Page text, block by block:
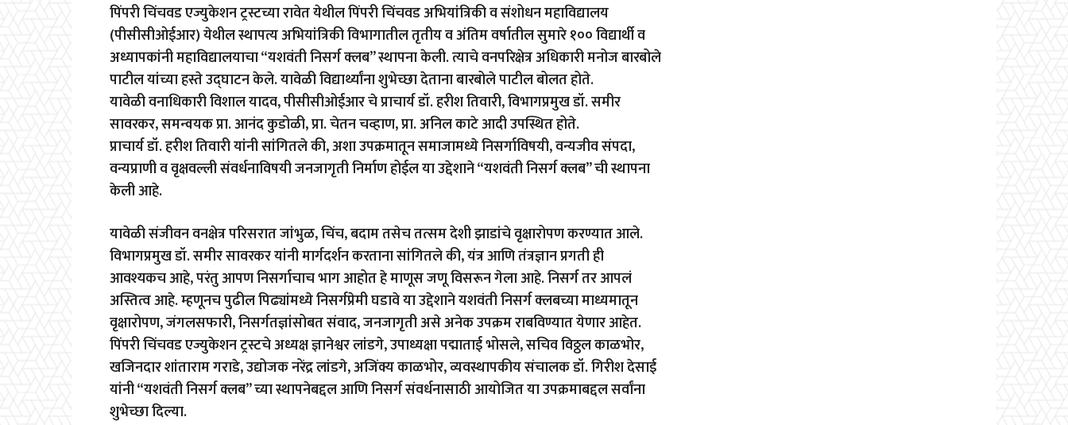
पिंपरी चिंचवड एज्युकेशन ट्रस्टच्या रावेत येथील पिंपरी चिंचवड अभियांत्रिकी व संशोधन महाविद्यालय
(पीसीसीओईआर) येथील स्थापत्य अभियांत्रिकी विभागातील तृतीय व अंतिम वर्षातील सुमारे १०० विद्यार्थी व
अध्यापकांनी महाविद्यालयाचा “यशवंती निसर्ग क्लब” स्थापना केली. त्याचे वनपरिक्षेत्र अधिकारी मनोज बारबोले
पाटील यांच्या हस्ते उद्घाटन केले. यावेळी विद्यार्थ्यांना शुभेच्छा देताना बारबोले पाटील बोलत होते.
यावेळी वनाधिकारी विशाल यादव, पीसीसीओईआर चे प्राचार्य डॉ. हरीश तिवारी, विभागप्रमुख डॉ. समीर
सावरकर, समन्वयक प्रा. आनंद कुडोळी, प्रा. चेतन चव्हाण, प्रा. अनिल काटे आदी उपस्थित होते.
प्राचार्य डॉ. हरीश तिवारी यांनी सांगितले की, अशा उपक्रमातून समाजामध्ये निसर्गाविषयी, वन्यजीव संपदा,
वन्यप्राणी व वृक्षवल्ली संवर्धनाविषयी जनजागृती निर्माण होईल या उद्देशाने “यशवंती निसर्ग क्लब” ची स्थापना
केली आहे.
यावेळी संजीवन वनक्षेत्र परिसरात जांभुळ, चिंच, बदाम तसेच तत्सम देशी झाडांचे वृक्षारोपण करण्यात आले.
विभागप्रमुख डॉ. समीर सावरकर यांनी मार्गदर्शन करताना सांगितले की, यंत्र आणि तंत्रज्ञान प्रगती ही
आवश्यकच आहे, परंतु आपण निसर्गाचाच भाग आहोत हे माणूस जणू विसरून गेला आहे. निसर्ग तर आपलं
अस्तित्व आहे. म्हणूनच पुढील पिढ्यांमध्ये निसर्गप्रेमी घडावे या उद्देशाने यशवंती निसर्ग क्लबच्या माध्यमातून
वृक्षारोपण, जंगलसफारी, निसर्गतज्ञांसोबत संवाद, जनजागृती असे अनेक उपक्रम राबविण्यात येणार आहेत.
पिंपरी चिंचवड एज्युकेशन ट्रस्टचे अध्यक्ष ज्ञानेश्वर लांडगे, उपाध्यक्षा पद्माताई भोसले, सचिव विठ्ठल काळभोर,
खजिनदार शांताराम गराडे, उद्योजक नरेंद्र लांडगे, अजिंक्य काळभोर, व्यवस्थापकीय संचालक डॉ. गिरीश देसाई
यांनी “यशवंती निसर्ग क्लब” च्या स्थापनेबद्दल आणि निसर्ग संवर्धनासाठी आयोजित या उपक्रमाबद्दल सर्वांना
शुभेच्छा दिल्या.